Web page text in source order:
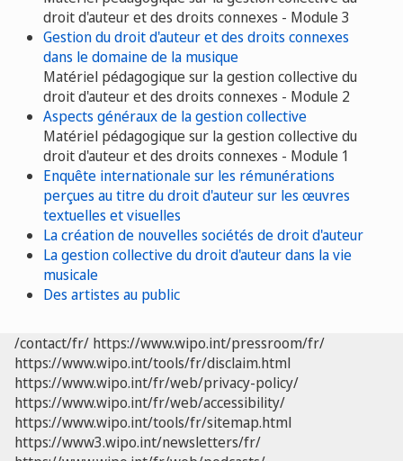
droit d'auteur et des droits connexes - Module 3
Gestion du droit d'auteur et des droits connexes
dans le domaine de la musique
Matériel pédagogique sur la gestion collective du
droit d'auteur et des droits connexes - Module 2
Aspects généraux de la gestion collective
Matériel pédagogique sur la gestion collective du
droit d'auteur et des droits connexes - Module 1
Enquête internationale sur les rémunérations
perçues au titre du droit d'auteur sur les œuvres
textuelles et visuelles
La création de nouvelles sociétés de droit d'auteur
La gestion collective du droit d'auteur dans la vie
musicale
Des artistes au public
/contact/fr/ https://www.wipo.int/pressroom/fr/
https://www.wipo.int/tools/fr/disclaim.html
https://www.wipo.int/fr/web/privacy-policy/
https://www.wipo.int/fr/web/accessibility/
https://www.wipo.int/tools/fr/sitemap.html
https://www3.wipo.int/newsletters/fr/